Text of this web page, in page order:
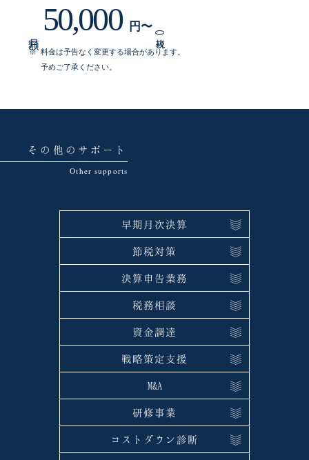
50,000 円〜 (税抜)
料金は予告なく変更する場合があります。
予めご了承ください。
その他のサポート
早期月次決算
節税対策
決算申告業務
税務相談
資金調達
戦略策定支援
M&A
研修事業
コストダウン診断